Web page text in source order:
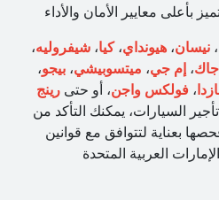
،نيسان،هيونداي،كيا،شيفروليه،
جاك،إم جي، ميتسوبيشي،بيجو،
، فولكس واجن، أو حتى رينج
السيارات، يمكنك التأكد من
بعناية لتتوافق مع قوانين